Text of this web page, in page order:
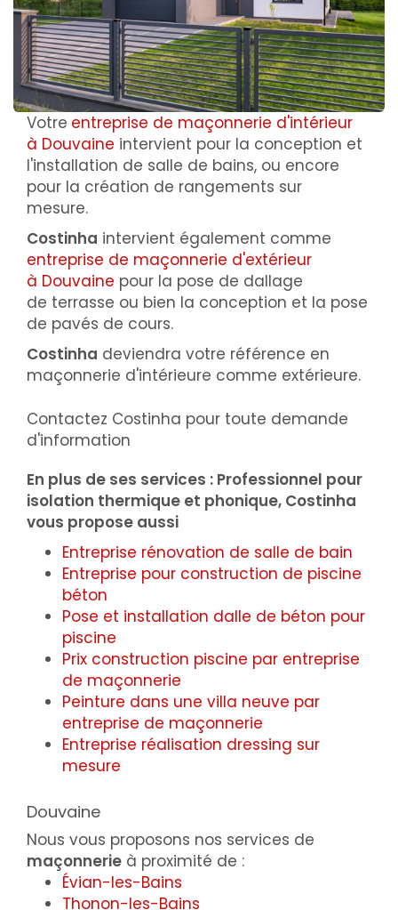
Votre entreprise de maçonnerie d'intérieur
à Douvaine intervient pour la conception et
l'installation de salle de bains, ou encore
pour la création de rangements sur
mesure.
Costinha intervient également comme
entreprise de maçonnerie d'extérieur
à Douvaine pour la pose de dallage
de terrasse ou bien la conception et la pose
de pavés de cours.
Costinha deviendra votre référence en
maçonnerie d'intérieure comme extérieure.
Contactez Costinha pour toute demande
d'information
En plus de ses services : Professionnel pour
isolation thermique et phonique, Costinha
vous propose aussi
Entreprise rénovation de salle de bain
Entreprise pour construction de piscine
béton
Pose et installation dalle de béton pour
piscine
Prix construction piscine par entreprise
de maçonnerie
Peinture dans une villa neuve par
entreprise de maçonnerie
Entreprise réalisation dressing sur
mesure
Douvaine
Nous vous proposons nos services de
maçonnerie à proximité de :
Évian-les-Bains
Thonon-les-Bains